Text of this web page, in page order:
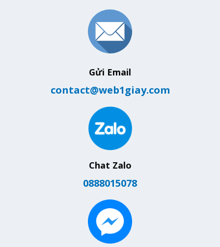
Gửi Email
contact@web1giay.com
Chat Zalo
0888015078